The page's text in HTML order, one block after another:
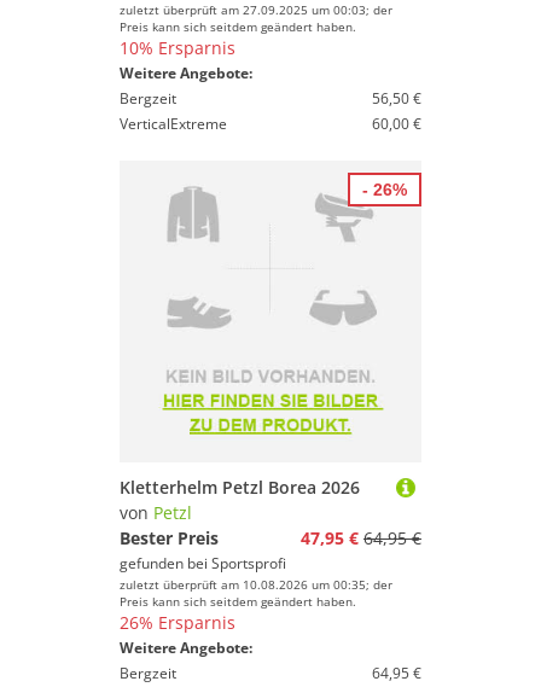
zuletzt überprüft am 27.09.2025 um 00:03; der
Preis kann sich seitdem geändert haben.
10% Ersparnis
Weitere Angebote:
Bergzeit
56,50 €
VerticalExtreme
60,00 €
Kletterhelm Petzl Borea 2026
von Petzl
Bester Preis
47,95 € 64,95 €
gefunden bei Sportsprofi
zuletzt überprüft am 10.08.2026 um 00:35; der
Preis kann sich seitdem geändert haben.
26% Ersparnis
Weitere Angebote:
Bergzeit
64,95 €
- 26%